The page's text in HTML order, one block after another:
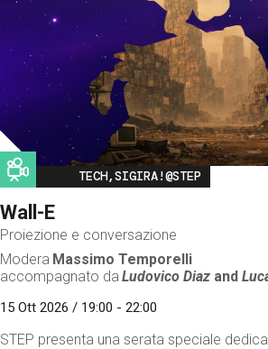
Image
TECH,SIGIRA!@STEP
Wall-E
Proiezione e conversazione
Modera Massimo Temporelli
accompagnato da Ludovico Diaz and
15 Ott 2026 / 19:00 - 22:00
STEP presenta una serata speciale